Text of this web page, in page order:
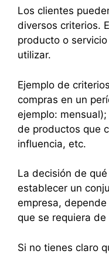
Los clientes
diversos criterios.
producto o
utilizar.
Ejemplo de
compras en un
ejemplo:
de productos que
influencia, etc.
La decisión de
establecer un
empresa,
que se requiera
Si no tienes claro